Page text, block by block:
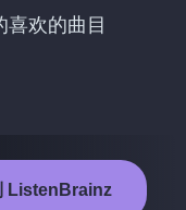
欢的曲目
ListenBrainz